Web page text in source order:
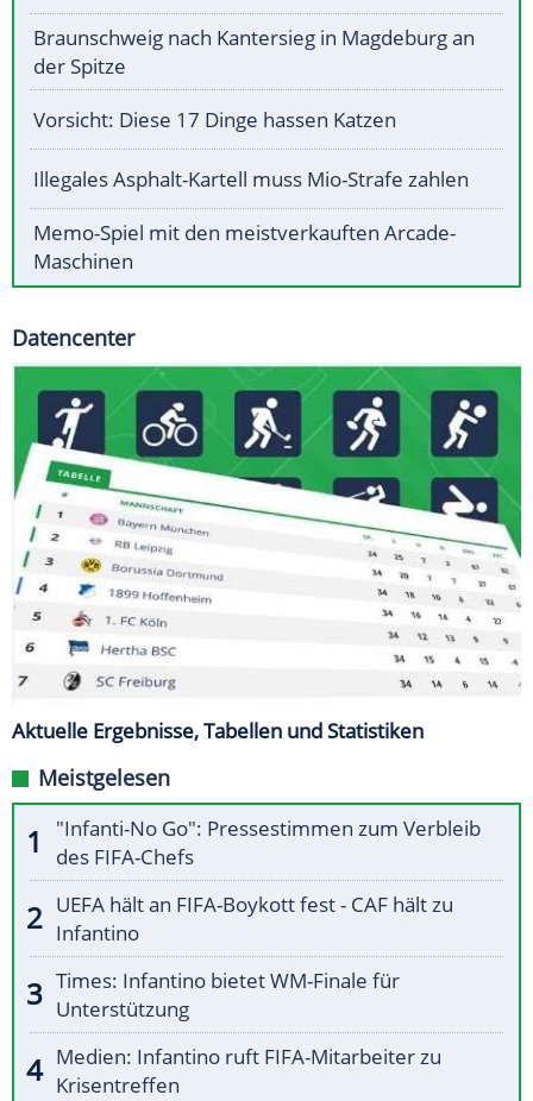
Braunschweig nach Kantersieg in Magdeburg an
der Spitze
Vorsicht: Diese 17 Dinge hassen Katzen
Illegales Asphalt-Kartell muss Mio-Strafe zahlen
Memo-Spiel mit den meistverkauften Arcade-
Maschinen
Datencenter
Aktuelle Ergebnisse, Tabellen und Statistiken
Meistgelesen
"Infanti-No Go": Pressestimmen zum Verbleib
des FIFA-Chefs
UEFA hält an FIFA-Boykott fest - CAF hält zu
Infantino
Times: Infantino bietet WM-Finale für
Unterstützung
Medien: Infantino ruft FIFA-Mitarbeiter zu
Krisentreffen